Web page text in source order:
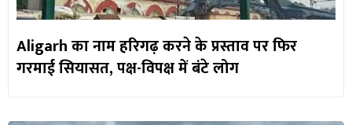
Aligarh का नाम हरिगढ़ करने के प्रस्ताव पर फिर
गरमाई सियासत, पक्ष-विपक्ष में बंटे लोग